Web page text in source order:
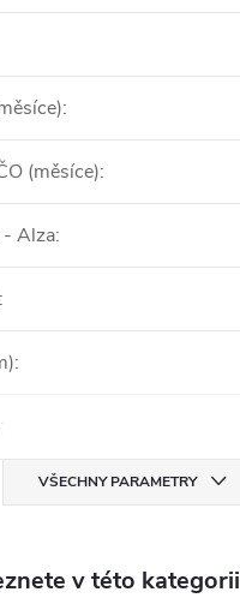
:
(měsíce):
Alza:
:
:
:
VŠECHNY PARAMETRY
v této kategorii